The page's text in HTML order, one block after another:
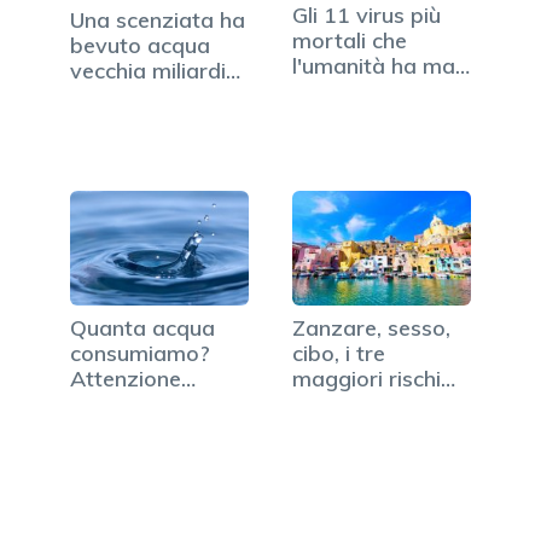
Una scenziata ha
bevuto acqua
vecchia miliardi
Gli 11 virus più
mortali che
l'umanità ha mai
Quanta acqua
consumiamo?
Attenzione
Zanzare, sesso,
cibo, i tre
maggiori rischi